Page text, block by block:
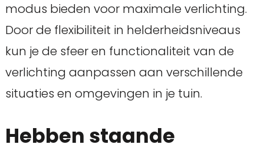
modus bieden voor maximale verlichting.
Door de flexibiliteit in helderheidsniveaus
kun je de sfeer en functionaliteit van de
verlichting aanpassen aan verschillende
situaties en omgevingen in je tuin.
Hebben staande